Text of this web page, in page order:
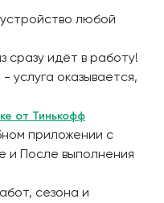
любой
сразу идёт в работу!
услуга оказывается,
от Тинькофф
приложении с
и После выполнения
сезона и